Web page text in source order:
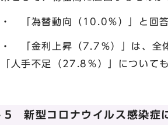
・ 「為替動向（10.0％）」と回
・ 「金利上昇（7.7％）」は、全
「人手不足（27.8％）」について
5 新型コロナウイルス感染症